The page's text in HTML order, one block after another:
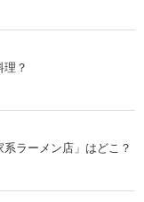
？
ラーメン店」はどこ？